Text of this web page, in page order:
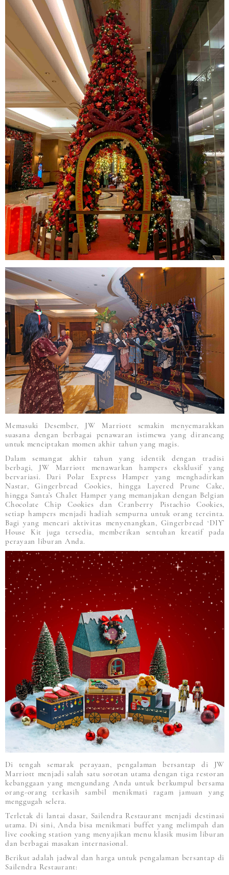
Memasuki Desember, JW Marriott semakin menyemarakkan
suasana dengan berbagai penawaran istimewa yang dirancang
untuk menciptakan momen akhir tahun yang magis.
Dalam semangat akhir tahun yang identik dengan tradisi
berbagi, JW Marriott menawarkan hampers eksklusif yang
bervariasi. Dari Polar Express Hamper yang menghadirkan
Nastar, Gingerbread Cookies, hingga Layered Prune Cake,
hingga Santa’s Chalet Hamper yang memanjakan dengan Belgian
Chocolate Chip Cookies dan Cranberry Pistachio Cookies,
setiap hampers menjadi hadiah sempurna untuk orang tercinta.
Bagi yang mencari aktivitas menyenangkan, Gingerbread ‘DIY’
House Kit juga tersedia, memberikan sentuhan kreatif pada
perayaan liburan Anda.
Di tengah semarak perayaan, pengalaman bersantap di JW
Marriott menjadi salah satu sorotan utama dengan tiga restoran
kebanggaan yang mengundang Anda untuk berkumpul bersama
orang-orang terkasih sambil menikmati ragam jamuan yang
menggugah selera.
Terletak di lantai dasar, Sailendra Restaurant menjadi destinasi
utama. Di sini, Anda bisa menikmati buffet yang melimpah dan
live cooking station yang menyajikan menu klasik musim liburan
dan berbagai masakan internasional.
Berikut adalah jadwal dan harga untuk pengalaman bersantap di
Sailendra Restaurant: